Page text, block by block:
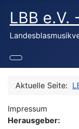
LBB e.V.
Aktuelle Seite:
Impressum
Herausgeber: